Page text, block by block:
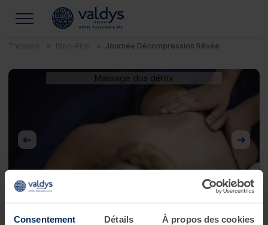
Consentement Détails À propos des cookies
Thalasso Bien-être Journée Décompression Rêvée
Massage dos détox
Précédent